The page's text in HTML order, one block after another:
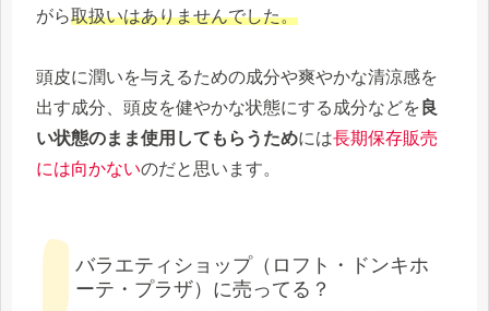
がら取扱いはありませんでした。
頭皮に潤いを与えるための成分や爽やかな清涼感を
出す成分、頭皮を健やかな状態にする成分などを 良
い状態のまま使用してもらうためには長期保存販売
には向かないのだと思います。
バラエティショップ（ロフト・ドンキホ
ーテ・プラザ）に売ってる？